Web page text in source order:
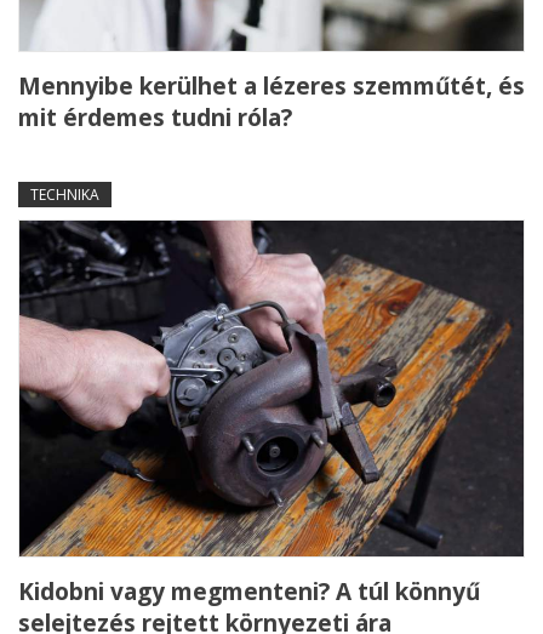
Mennyibe kerülhet a lézeres szemműtét, és
mit érdemes tudni róla?
TECHNIKA
Kidobni vagy megmenteni? A túl könnyű
selejtezés rejtett környezeti ára